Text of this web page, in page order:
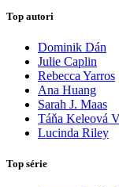
Top autori
Dominik Dán
Julie Caplin
Rebecca Yarros
Ana Huang
Sarah J. Maas
Táňa Keleová
Lucinda Riley
Top série